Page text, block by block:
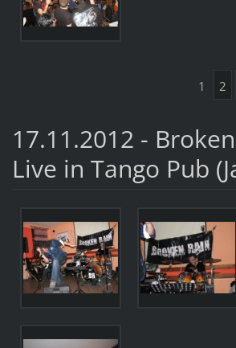
1 2
17.11.2012 -
Live in Tango Pub